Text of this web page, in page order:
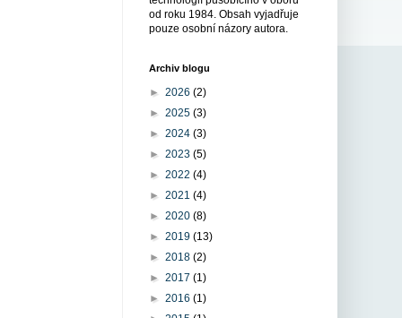
od roku 1984. Obsah vyjadřuje
pouze osobní názory autora.
Archiv blogu
► 2026 (2)
► 2025 (3)
► 2024 (3)
► 2023 (5)
► 2022 (4)
► 2021 (4)
► 2020 (8)
► 2019 (13)
► 2018 (2)
► 2017 (1)
► 2016 (1)